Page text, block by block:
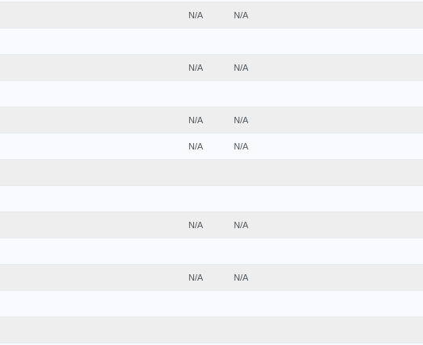
N/A
N/A
N/A
N/A
N/A
N/A
N/A
N/A
N/A
N/A
N/A
N/A